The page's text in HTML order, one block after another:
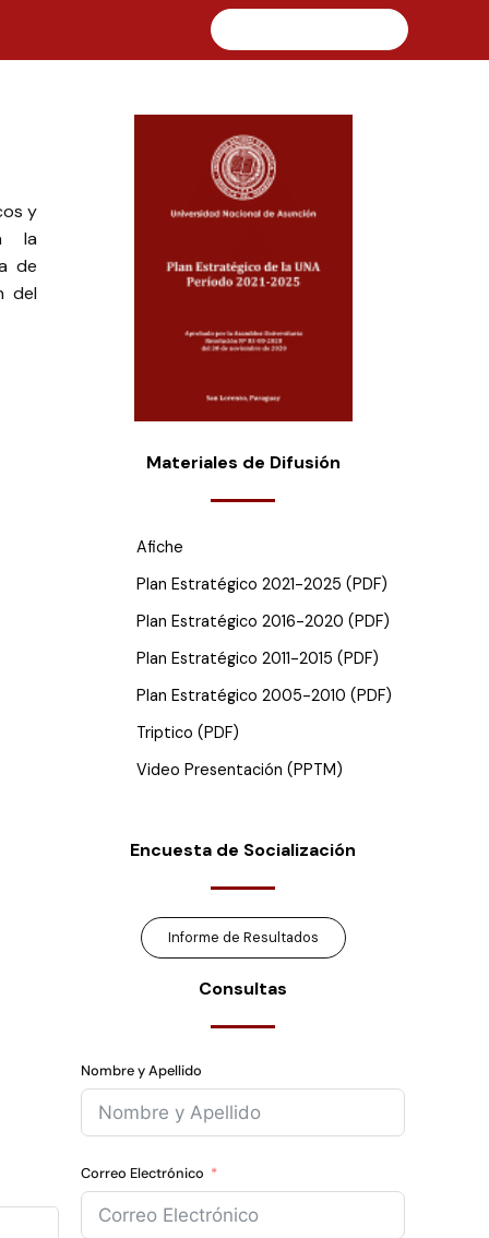
y
la
de
del
Materiales de Difusión
Afiche
Plan Estratégico 2021-2025 (PDF)
Plan Estratégico 2016-2020 (PDF)
Plan Estratégico 2011-2015 (PDF)
Plan Estratégico 2005-2010 (PDF)
Triptico (PDF)
Video Presentación (PPTM)
Encuesta de Socialización
Informe de Resultados
Consultas
Nombre y Apellido
Correo Electrónico